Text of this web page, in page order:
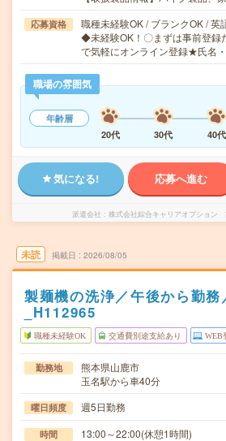
応募資格
職種未経験OK / ブランクOK / 英
◆未経験OK！〇まずは事前登録
で気軽にオンライン登録★氏名
職場の雰囲気
年齢層
20代
30代 40代
気になる! 応募へ進む
派遣会社 株式会社綜合キャリアオプション
未読 掲載日 2026/08/05
製麺機の洗浄／午後から勤務
_H112965
職種未経験OK 交通費別途支給あり WEB
勤務地
熊本県山鹿市
玉名駅から車40分
曜日頻度 週5日勤務
時間 13:00～22:00(休憩1時間)